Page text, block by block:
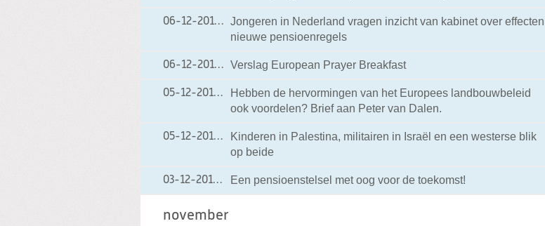
06-12-201206-12-2012 19:07
Jongeren in Nederland vragen inzicht van kabinet over effecten
nieuwe pensioenregels
06-12-201206-12-2012 19:06
Verslag European Prayer Breakfast
05-12-201205-12-2012 17:11
Hebben de hervormingen van het Europees landbouwbeleid
ook voordelen? Brief aan Peter van Dalen.
05-12-201205-12-2012 17:05
Kinderen in Palestina, militairen in Israël en een westerse blik
op beide
03-12-201203-12-2012 06:50
Een pensioenstelsel met oog voor de toekomst!
november